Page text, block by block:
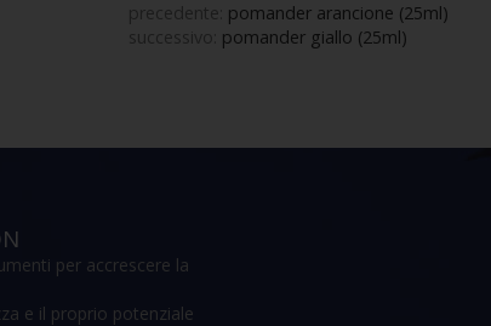
precedente: pomander arancione (25ml)
successivo: pomander giallo (25ml)
per accrescere la
e il proprio potenziale